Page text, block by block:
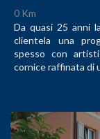
0 Km
Da quasi 25 anni
clientela una
spesso con
cornice raffinata di